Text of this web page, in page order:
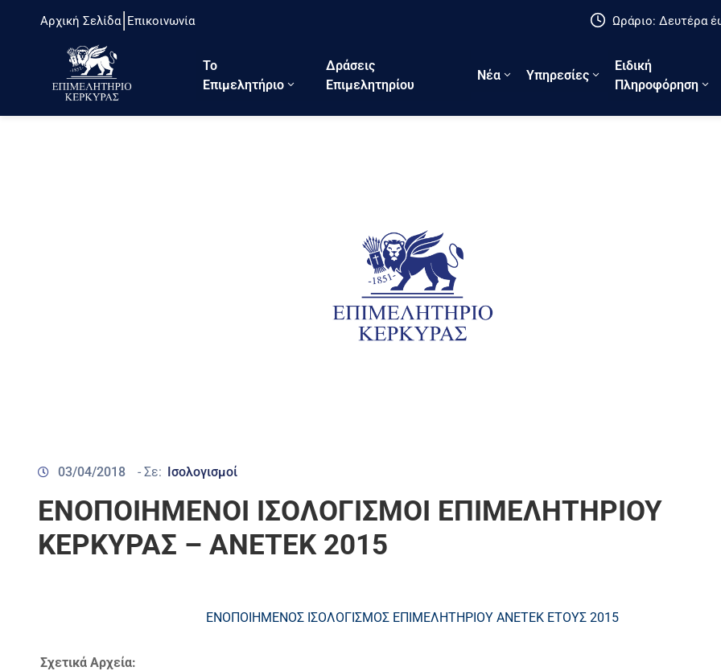
Αρχική Σελίδα Επικοινωνία Ωράριο: Δευτέρα
Το
Eπιμελητήριο
Δράσεις
Επιμελητηρίου
Νέα Υπηρεσίες
Ειδική
Πληροφόρηση
03/04/2018 - Σε: Ισολογισμοί
ΕΝΟΠΟΙΗΜΕΝΟΙ ΙΣΟΛΟΓΙΣΜΟΙ ΕΠΙΜΕΛΗΤΗΡΙΟΥ
ΚΕΡΚΥΡΑΣ – ΑΝΕΤΕΚ 2015
ΕΝΟΠΟΙΗΜΕΝΟΣ ΙΣΟΛΟΓΙΣΜΟΣ ΕΠΙΜΕΛΗΤΗΡΙΟΥ ΑΝΕΤΕΚ ΕΤΟΥΣ 2015
Σχετικά Αρχεία: